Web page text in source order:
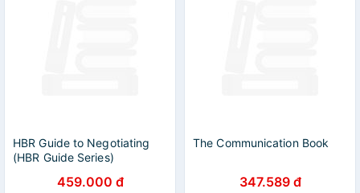
HBR Guide to Negotiating
(HBR Guide Series)
459.000 đ
The Communication Book
347.589 đ